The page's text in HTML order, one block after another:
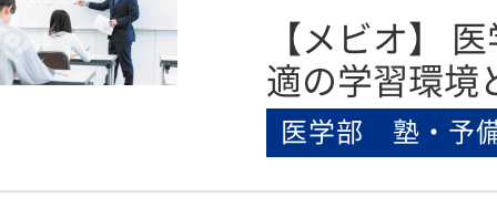
医学部 塾・予
【メビオ】
適の学習環